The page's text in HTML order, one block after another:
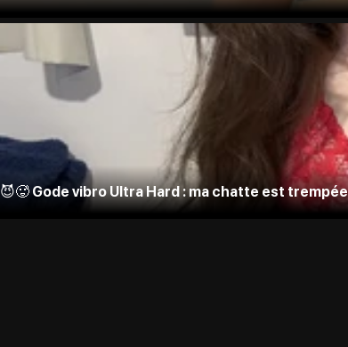
😈🥵 Gode vibro Ultra Hard : ma chatte est trempée